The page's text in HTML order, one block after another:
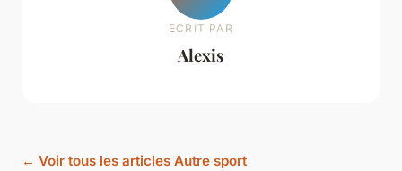
ECRIT PAR
Alexis
← Voir tous les articles Autre sport